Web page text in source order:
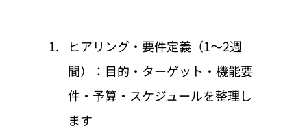
ヒアリング・要件定義（1〜2週
間）：目的・ターゲット・機能要
件・予算・スケジュールを整理し
ます